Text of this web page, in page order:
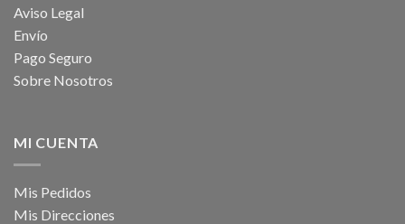
Aviso Legal
Envío
Pago Seguro
Sobre Nosotros
MI CUENTA
Mis Pedidos
Mis Direcciones